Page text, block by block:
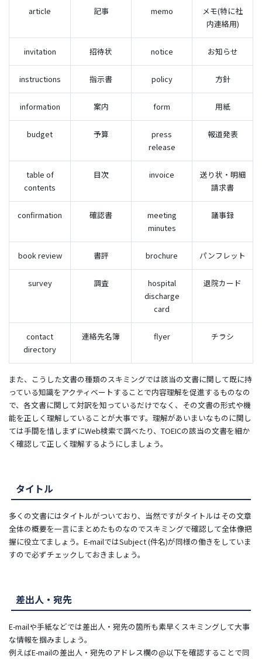
article 記事 memo
メモ(特に社
内連絡用)
invitation 招待状 notice お知らせ
instructions 指示書 policy 方針
information 案内 form 用紙
budget 予算
press
release
報道発表
table of
contents
目次 invoice
送り状・明細
請求書
confirmation 確認書
meeting
minutes
議事録
book review 書評 brochure パンフレット
survey 調査
hospital
discharge
card
退院カード
contact
directory
連絡先名簿 flyer チラシ
また、こうした文書の種類のスキミングでは該当の文書に関して既に持
っている知識をアクティベートすることで内容理解を促進するものなの
で、各文書に関して対訳を知っているだけでなく、その文書の形式や機
能を正しく理解していることが大事です。理解があいまいなものに関し
ては手間を惜しまずにWeb検索で調べたり、TOEICの該当の文書を細か
く確認して正しく理解するようにしましょう。
タイトル
多くの文書にはタイトルがついており、当然ですがタイトルはその文章
全体の概要を一言にまとめたものなのでスキミングで確認して全体像把
握に役立てましょう。E-mailではSubject (件名)が同様の働きをしていま
すので必ずチェックしておきましょう。
差出人・宛先
E-mailや手紙などでは差出人・宛先の箇所も素早くスキミングして大事
な情報を掴みましょう。
例えばE-mailの差出人・宛先のアドレス欄の@以下を確認することで同